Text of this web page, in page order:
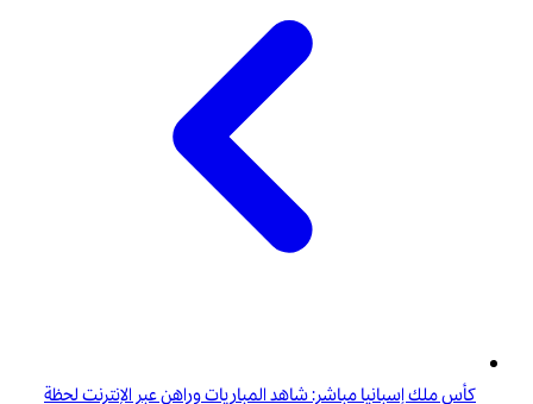
كأس ملك إسبانيا مباشر: شاهد المباريات وراهن عبر الإنترنت لحظة